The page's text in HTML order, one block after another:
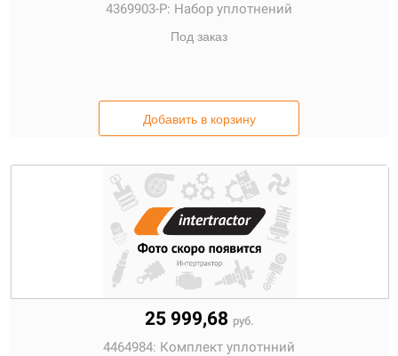
4369903-P: Набор уплотнений
Под заказ
Добавить в корзину
25 999,68 руб.
4464984: Комплект уплотнний